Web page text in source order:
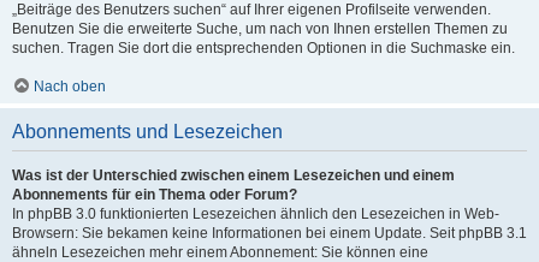
„Beiträge des Benutzers suchen“ auf Ihrer eigenen Profilseite verwenden.
Benutzen Sie die erweiterte Suche, um nach von Ihnen erstellen Themen zu
suchen. Tragen Sie dort die entsprechenden Optionen in die Suchmaske ein.
Nach oben
Abonnements und Lesezeichen
Was ist der Unterschied zwischen einem Lesezeichen und einem
Abonnements für ein Thema oder Forum?
In phpBB 3.0 funktionierten Lesezeichen ähnlich den Lesezeichen in Web-
Browsern: Sie bekamen keine Informationen bei einem Update. Seit phpBB 3.1
ähneln Lesezeichen mehr einem Abonnement: Sie können eine